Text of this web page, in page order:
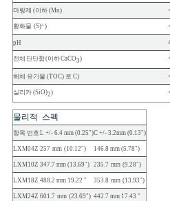
마랑제 (이하 (Mn)
황화물 (S)2-)
pH
전체 단단함(이하CaCO3)
해체 유기물 (TOC) 로 C)
실리카 (SiO)2)
물리적 스펙
항목 번호 L +/- 6.4 mm (0.25")C +/- 3.2mm (0.13")
LXM04Z 257 mm (10.12") 146.8 mm (5.78")
LXM10Z 347.7 mm (13.69") 235.7 mm (9.28")
LXM18Z 488.2 mm 19.22 " 353.8 mm (13.93")
LXM24Z 601.7 mm (23.69") 442.7 mm 17.43 "